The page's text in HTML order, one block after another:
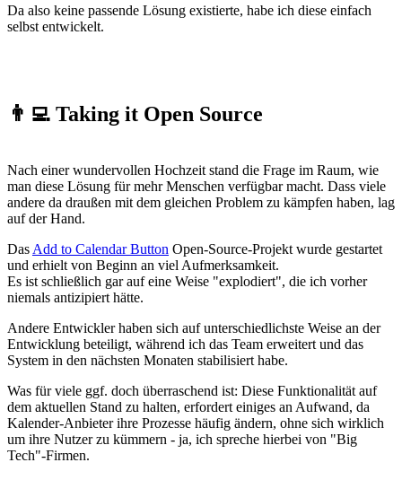
Da also keine passende Lösung existierte, habe ich diese einfach
selbst entwickelt.
👨‍💻 Taking it Open Source
Nach einer wundervollen Hochzeit stand die Frage im Raum, wie
man diese Lösung für mehr Menschen verfügbar macht. Dass viele
andere da draußen mit dem gleichen Problem zu kämpfen haben, lag
auf der Hand.
Das Add to Calendar Button Open-Source-Projekt wurde gestartet
und erhielt von Beginn an viel Aufmerksamkeit.
Es ist schließlich gar auf eine Weise "explodiert", die ich vorher
niemals antizipiert hätte.
Andere Entwickler haben sich auf unterschiedlichste Weise an der
Entwicklung beteiligt, während ich das Team erweitert und das
System in den nächsten Monaten stabilisiert habe.
Was für viele ggf. doch überraschend ist: Diese Funktionalität auf
dem aktuellen Stand zu halten, erfordert einiges an Aufwand, da
Kalender-Anbieter ihre Prozesse häufig ändern, ohne sich wirklich
um ihre Nutzer zu kümmern - ja, ich spreche hierbei von "Big
Tech"-Firmen.